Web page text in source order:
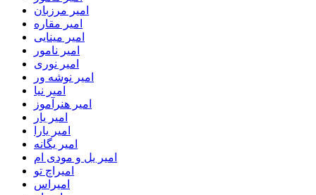
امیر مرزبان
امیر مقاره
امیر مینایی
امیر نامور
امیر نوری
امیر نوشه ور
امیر نیا
امیر هنرآموز
امیر یار
امیر یارا
امیر یگانه
امیر یل و مودی ام
امیراچ تو
امیراس